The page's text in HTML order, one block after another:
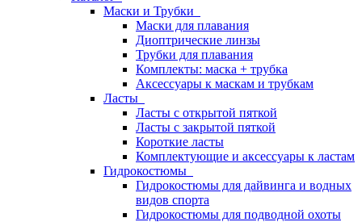
Маски и Трубки
Маски для плавания
Диоптрические линзы
Трубки для плавания
Комплекты: маска + трубка
Аксессуары к маскам и трубкам
Ласты
Ласты с открытой пяткой
Ласты с закрытой пяткой
Короткие ласты
Комплектующие и аксессуары к ластам
Гидрокостюмы
Гидрокостюмы для дайвинга и водных
видов спорта
Гидрокостюмы для подводной охоты